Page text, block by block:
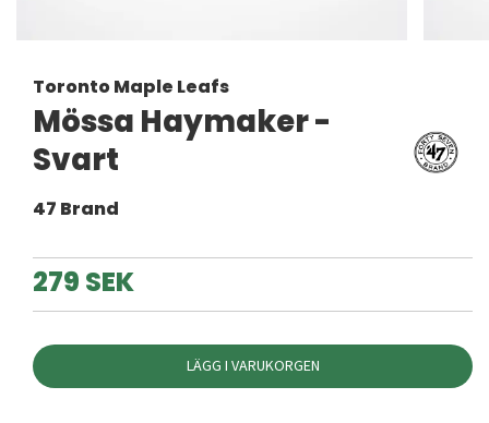
Toronto Maple Leafs
Mössa Haymaker -
Svart
47 Brand
279 SEK
LÄGG I VARUKORGEN